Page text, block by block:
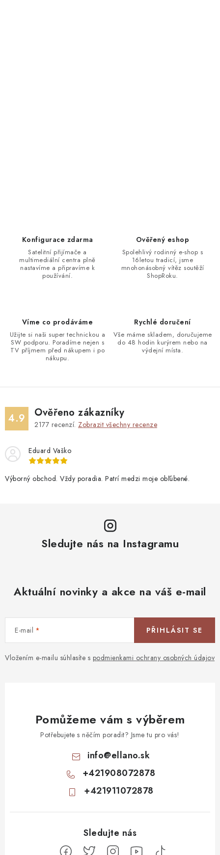
Konfigurace zdarma
Satelitní přijímače a
multimediální centra plně
nastavíme a připravíme k
používání.
Ověřený eshop
Spolehlivý rodinný e-shop s
16letou tradicí, jsme
mnohonásobný vítěz soutěží
ShopRoku.
Víme co prodáváme
Užijte si naši super technickou a
SW podporu. Poradíme nejen s
TV příjmem před nákupem i po
nákupu.
Rychlé doručení
Vše máme skladem, doručujeme
do 48 hodin kurýrem nebo na
výdejní místa.
4.9 Ověřeno zákazníky
2177 recenzí. Zobrazit všechny recenze
Eduard Vaško
Výborný obchod. Vždy poradia. Patrí medzi moje obľúbené.
Sledujte nás na Instagramu
Aktuální novinky a akce na váš e-mail
E-mail
Vložením e-mailu súhlasíte s podmienkami ochrany osobných údajov
PŘIHLÁSIT SE
Pomůžeme vám s výběrem
Potřebujete s něčím poradit? Jsme tu pro vás!
info@ellano.sk
+421908072878
+421911072878